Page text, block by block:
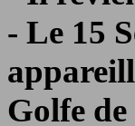
- Le 15
Golfe